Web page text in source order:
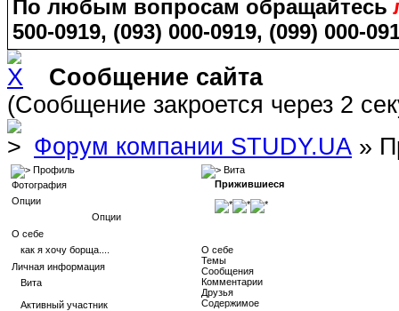
По любым вопросам обращайтесь
500-0919, (093) 000-0919, (099) 000-
Сообщение сайта
(Сообщение закроется через 2
Форум компании STUDY.UA »
Профиль
Фотография
Опции
Опции
О себе
как я хочу борща....
Личная информация
Вита
Активный участник
Вита
Прижившиеся
О себе
Темы
Сообщения
Комментарии
Друзья
Содержимое